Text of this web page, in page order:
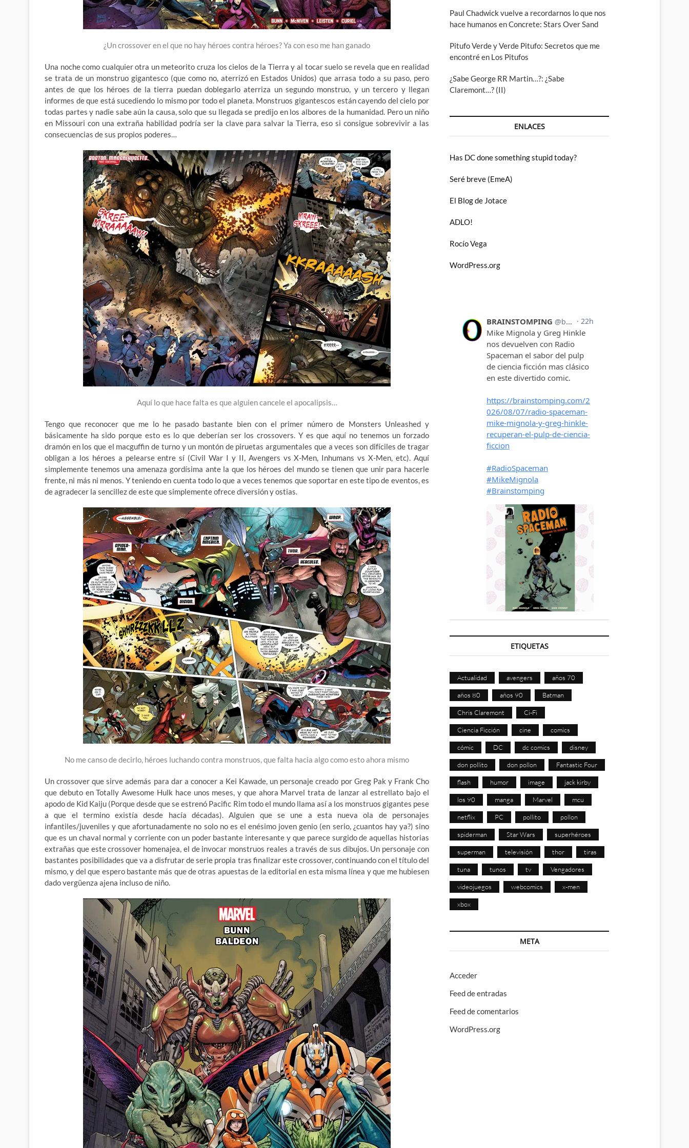
¿Un crossover en el que no hay héroes contra héroes? Ya con eso me han ganado
Una noche como cualquier otra un meteorito cruza los cielos de la Tierra y al tocar suelo se revela que en realidad
se trata de un monstruo gigantesco (que como no, aterrizó en Estados Unidos) que arrasa todo a su paso, pero
antes de que los héroes de la tierra puedan doblegarlo aterriza un segundo monstruo, y un tercero y llegan
informes de que está sucediendo lo mismo por todo el planeta. Monstruos gigantescos están cayendo del cielo por
todas partes y nadie sabe aún la causa, solo que su llegada se predijo en los albores de la humanidad. Pero un niño
en Missouri con una extraña habilidad podría ser la clave para salvar la Tierra, eso si consigue sobrevivir a las
consecuencias de sus propios poderes…
Aquí lo que hace falta es que alguien cancele el apocalipsis…
Tengo que reconocer que me lo he pasado bastante bien con el primer número de Monsters Unleashed y
básicamente ha sido porque esto es lo que deberían ser los crossovers. Y es que aquí no tenemos un forzado
dramón en los que el macguffin de turno y un montón de piruetas argumentales que a veces son difíciles de tragar
obligan a los héroes a pelearse entre sí (Civil War I y II, Avengers vs X-Men, Inhumans vs X-Men, etc). Aquí
simplemente tenemos una amenaza gordísima ante la que los héroes del mundo se tienen que unir para hacerle
frente, ni más ni menos. Y teniendo en cuenta todo lo que a veces tenemos que soportar en este tipo de eventos, es
de agradecer la sencillez de este que simplemente ofrece diversión y ostias.
No me canso de decirlo, héroes luchando contra monstruos, que falta hacia algo como esto ahora mismo
Un crossover que sirve además para dar a conocer a Kei Kawade, un personaje creado por Greg Pak y Frank Cho
que debuto en Totally Awesome Hulk hace unos meses, y que ahora Marvel trata de lanzar al estrellato bajo el
apodo de Kid Kaiju (Porque desde que se estrenó Pacific Rim todo el mundo llama así a los monstruos gigantes pese
a que el termino existía desde hacía décadas). Alguien que se une a esta nueva ola de personajes
infantiles/juveniles y que afortunadamente no solo no es el enésimo joven genio (en serio, ¿cuantos hay ya?) sino
que es un chaval normal y corriente con un poder bastante interesante y que parece surgido de aquellas historias
extrañas que este crossover homenajea, el de invocar monstruos reales a través de sus dibujos. Un personaje con
bastantes posibilidades que va a disfrutar de serie propia tras finalizar este crossover, continuando con el título del
mismo, y del que espero bastante más que de otras apuestas de la editorial en esta misma línea y que me hubiesen
dado vergüenza ajena incluso de niño.
Paul Chadwick vuelve a recordarnos lo que nos
hace humanos en Concrete: Stars Over Sand
Pitufo Verde y Verde Pitufo: Secretos que me
encontré en Los Pitufos
¿Sabe George RR Martin…?: ¿Sabe
Claremont…? (II)
ENLACES
Has DC done something stupid today?
Seré breve (EmeA)
El Blog de Jotace
ADLO!
Rocío Vega
WordPress.org
ETIQUETAS
Actualidad avengers años 70
años 80 años 90 Batman
Chris Claremont Ci-Fi
Ciencia Ficción cine comics
cómic DC dc comics disney
don pollito don pollon Fantastic Four
flash humor image jack kirby
los 90 manga Marvel mcu
netflix PC pollito pollon
spiderman Star Wars superhéroes
superman televisión thor tiras
tuna tunos tv Vengadores
videojuegos webcomics x-men
xbox
META
Acceder
Feed de entradas
Feed de comentarios
WordPress.org